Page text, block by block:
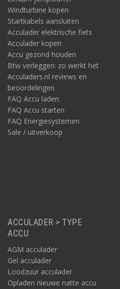
Windturbine kopen
Startkabels aansluiten
Acculader elektrische fiets
Acculader kopen
Accu gezond houden
Btw verleggen: zo werkt het
Acculaders.nl reviews en
beoordelingen
FAQ Accu laden
FAQ Accu starten
FAQ Energiesystemen
Sale / uitverkoop
ACCULADER > TYPE
ACCU
AGM acculader
Gel acculader
Loodzuur acculader
Opladen nieuwe natte accu